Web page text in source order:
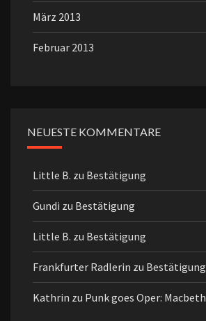
März 2013
Februar 2013
NEUESTE KOMMENTARE
Little B. zu Bestätigung
Gundi zu Bestätigung
Little B. zu Bestätigung
Frankfurter Radlerin zu Bestätigung
Kathrin zu Punk goes Oper: Macbeth